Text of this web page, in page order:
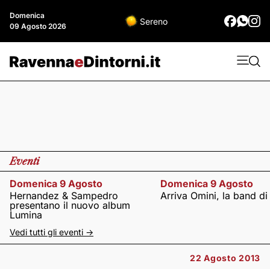
Domenica
09 Agosto 2026
Sereno
Eventi
Domenica 9 Agosto
Hernandez & Sampedro
presentano il nuovo album
Lumina
Domenica 9 Agosto
Arriva Omini, la band
Vedi tutti gli eventi ->
22 Agosto 2013